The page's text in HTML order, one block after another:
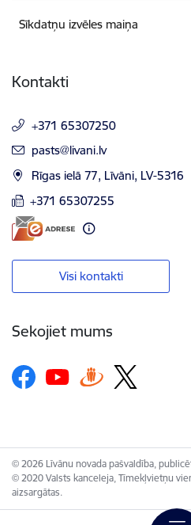
Sīkdatņu izvēles maiņa
Kontakti
+371 65307250
E-pasts:
pasts@livani.lv
Rīgas ielā 77, Līvāni, LV-5316
+371 65307255
Visi kontakti
Sekojiet mums
© 2026 Līvānu novada pašvaldība,
© 2020 Valsts kanceleja, Tīmekļvietņu
aizsargātas.